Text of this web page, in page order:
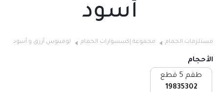
أسود
مستلزمات الحمام مجموعة إكسسوارات الحمام لومينوس أزرق و أسود
الأحجام
طقم 5 قطع
19835302